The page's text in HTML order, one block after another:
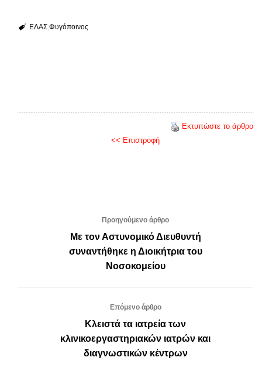
ΕΛΑΣ Φυγόποινος
Εκτυπώστε το άρθρο
<< Επιστροφή
Προηγούμενο άρθρο
Με τον Αστυνομικό Διευθυντή
συναντήθηκε η Διοικήτρια του
Νοσοκομείου
Επόμενο άρθρο
Κλειστά τα ιατρεία των
κλινικοεργαστηριακών ιατρών και
διαγνωστικών κέντρων